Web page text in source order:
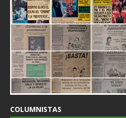
COLUMNISTAS